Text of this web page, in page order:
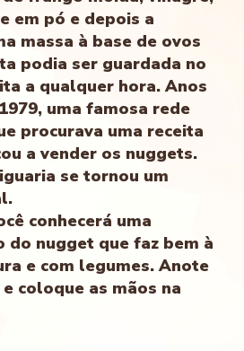
em pó e depois a
massa à base de ovos
podia ser guardada no
a qualquer hora. Anos
uma famosa rede
procurava uma receita
a vender os nuggets.
se tornou um
conhecerá uma
do nugget que faz bem à
e com legumes. Anote
coloque as mãos na